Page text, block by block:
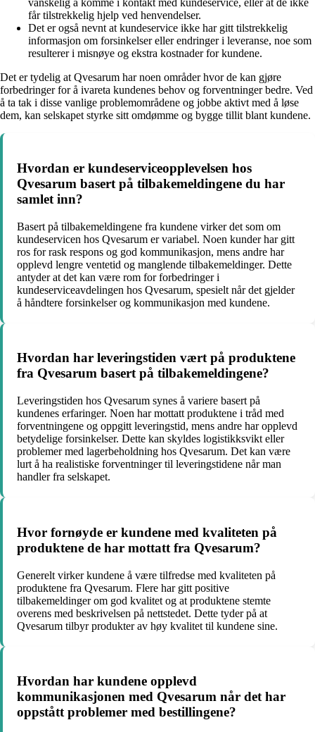
vanskelig å komme i kontakt med kundeservice, eller at de ikke
får tilstrekkelig hjelp ved henvendelser.
Det er også nevnt at kundeservice ikke har gitt tilstrekkelig
informasjon om forsinkelser eller endringer i leveranse, noe som
resulterer i misnøye og ekstra kostnader for kundene.
Det er tydelig at Qvesarum har noen områder hvor de kan gjøre
forbedringer for å ivareta kundenes behov og forventninger bedre. Ved
å ta tak i disse vanlige problemområdene og jobbe aktivt med å løse
dem, kan selskapet styrke sitt omdømme og bygge tillit blant kundene.
Hvordan er kundeserviceopplevelsen hos
Qvesarum basert på tilbakemeldingene du har
samlet inn?
Basert på tilbakemeldingene fra kundene virker det som om
kundeservicen hos Qvesarum er variabel. Noen kunder har gitt
ros for rask respons og god kommunikasjon, mens andre har
opplevd lengre ventetid og manglende tilbakemeldinger. Dette
antyder at det kan være rom for forbedringer i
kundeserviceavdelingen hos Qvesarum, spesielt når det gjelder
å håndtere forsinkelser og kommunikasjon med kundene.
Hvordan har leveringstiden vært på produktene
fra Qvesarum basert på tilbakemeldingene?
Leveringstiden hos Qvesarum synes å variere basert på
kundenes erfaringer. Noen har mottatt produktene i tråd med
forventningene og oppgitt leveringstid, mens andre har opplevd
betydelige forsinkelser. Dette kan skyldes logistikksvikt eller
problemer med lagerbeholdning hos Qvesarum. Det kan være
lurt å ha realistiske forventninger til leveringstidene når man
handler fra selskapet.
Hvor fornøyde er kundene med kvaliteten på
produktene de har mottatt fra Qvesarum?
Generelt virker kundene å være tilfredse med kvaliteten på
produktene fra Qvesarum. Flere har gitt positive
tilbakemeldinger om god kvalitet og at produktene stemte
overens med beskrivelsen på nettstedet. Dette tyder på at
Qvesarum tilbyr produkter av høy kvalitet til kundene sine.
Hvordan har kundene opplevd
kommunikasjonen med Qvesarum når det har
oppstått problemer med bestillingene?